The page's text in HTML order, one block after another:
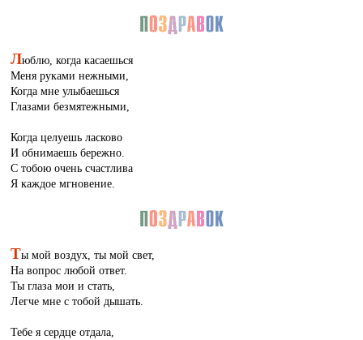
Люблю, когда касаешься
Меня руками нежными,
Когда мне улыбаешься
Глазами безмятежными,
Когда целуешь ласково
И обнимаешь бережно.
С тобою очень счастлива
Я каждое мгновение.
Ты мой воздух, ты мой свет,
На вопрос любой ответ.
Ты глаза мои и стать,
Легче мне с тобой дышать.
Тебе я сердце отдала,